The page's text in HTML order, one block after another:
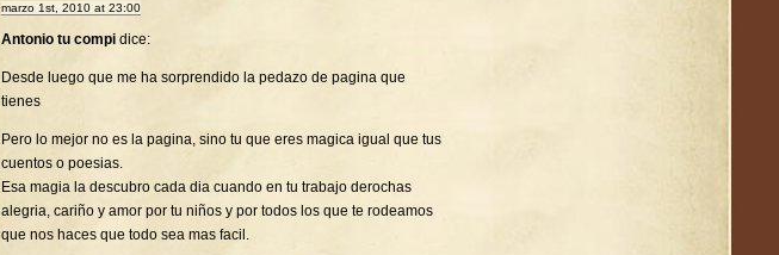
marzo 1st, 2010 at 23:00
Antonio tu compi dice:
Desde luego que me ha sorprendido la pedazo de pagina que
tienes
Pero lo mejor no es la pagina, sino tu que eres magica igual que tus
cuentos o poesias.
Esa magia la descubro cada dia cuando en tu trabajo derochas
alegria, cariño y amor por tu niños y por todos los que te rodeamos
que nos haces que todo sea mas facil.